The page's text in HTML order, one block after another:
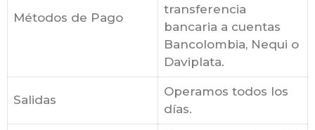
Métodos de Pago
transferencia
bancaria a cuentas
Bancolombia, Nequi o
Daviplata.
Salidas
Operamos todos los
días.